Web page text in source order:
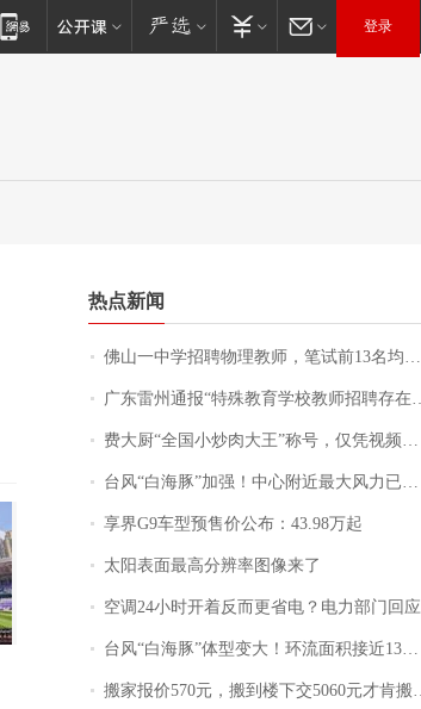
登录
热点新闻
佛山一中学招聘物理教师，笔试前13名均遭淘汰？教育局：已叫停招聘，成立调查组全面核查
广东雷州通报“特殊教育学校教师招聘存在违规行为”：已启动问责程序 副校长被停职
费大厨“全国小炒肉大王”称号，仅凭视频评出？中国烹饪协会回应
台风“白海豚”加强！中心附近最大风力已达15级 最新研判
享界G9车型预售价公布：43.98万起
太阳表面最高分辨率图像来了
空调24小时开着反而更省电？电力部门回应
台风“白海豚”体型变大！环流面积接近13个浙江那么大
搬家报价570元，搬到楼下交5060元才肯搬上楼！女子傻眼了……